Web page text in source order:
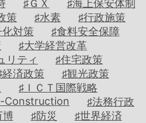
♯ＧＸ
♯海上保安体制
策 ♯水素
♯行政施策
対策
♯食料安全保障
♯大学経営改革
リティ
♯住宅政策
経済政策
♯観光政策
♯ＩＣＴ国際戦略
Construction
♯法務行政
博
♯防災
♯世界経済